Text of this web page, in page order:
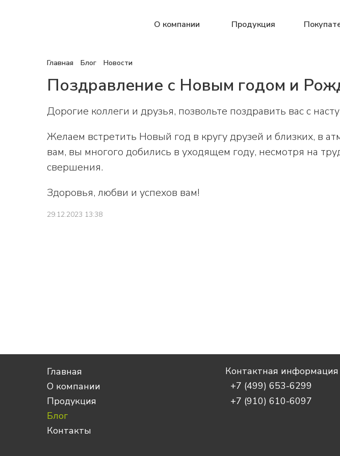
О компании Продукция
Главная Блог Новости
Поздравление с Новым годом и
Дорогие коллеги и друзья, позвольте поздравить вас с
Желаем встретить Новый год в кругу друзей и близких, в
вам, вы многого добились в уходящем году, несмотря на
свершения.
Здоровья, любви и успехов вам!
29.12.2023 13:38
Главная
О компании
Продукция
Блог
Контакты
Контактная информация
+7 (499) 653-6299
+7 (910) 610-6097